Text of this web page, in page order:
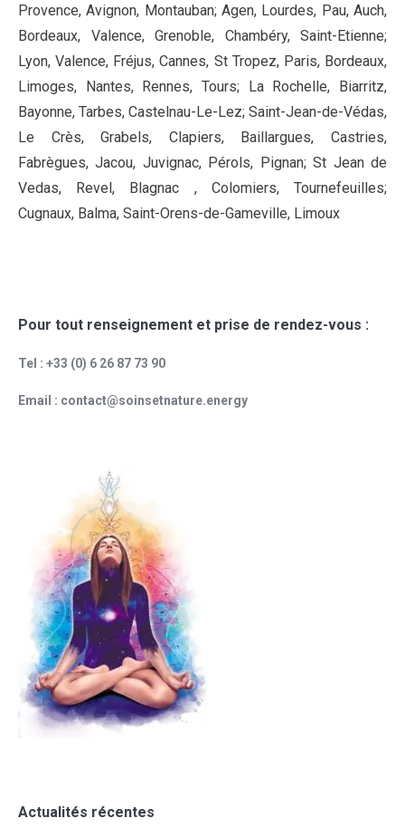
Provence, Avignon, Montauban; Agen, Lourdes, Pau, Auch,
Bordeaux, Valence, Grenoble, Chambéry, Saint-Etienne;
Lyon, Valence, Fréjus, Cannes, St Tropez, Paris, Bordeaux,
Limoges, Nantes, Rennes, Tours; La Rochelle, Biarritz,
Bayonne, Tarbes, Castelnau-Le-Lez; Saint-Jean-de-Védas,
Le Crès, Grabels, Clapiers, Baillargues, Castries,
Fabrègues, Jacou, Juvignac, Pérols, Pignan; St Jean de
Vedas, Revel, Blagnac , Colomiers, Tournefeuilles;
Cugnaux, Balma, Saint-Orens-de-Gameville, Limoux
Pour tout renseignement et prise de rendez-vous :
Tel : +33 (0) 6 26 87 73 90
Email : contact@soinsetnature.energy
Actualités récentes